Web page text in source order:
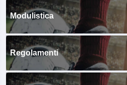
Modulistica
Regolamenti